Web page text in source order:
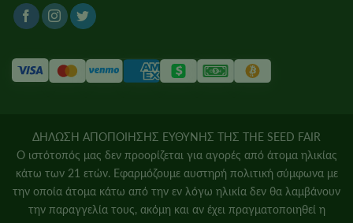
ΔΗΛΩΣΗ ΑΠΟΠΟΙΗΣΗΣ ΕΥΘΥΝΗΣ ΤΗΣ THE SEED FAIR
Ο ιστότοπός μας δεν προορίζεται για αγορές από άτομα ηλικίας
κάτω των 21 ετών. Εφαρμόζουμε αυστηρή πολιτική σύμφωνα με
την οποία άτομα κάτω από την εν λόγω ηλικία δεν θα λαμβάνουν
την παραγγελία τους, ακόμη και αν έχει πραγματοποιηθεί η